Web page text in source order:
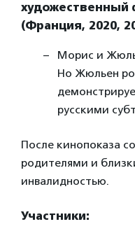
художественный
(Франция, 2020,
Морис и
Но Жюльен
русскими
После кинопоказа
родителями и
инвалидностью.
Участники: